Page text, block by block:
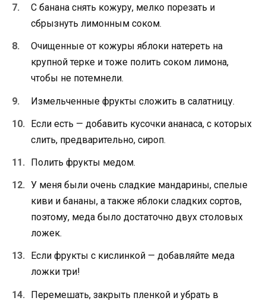
С банана снять кожуру, мелко порезать и
сбрызнуть лимонным соком.
Очищенные от кожуры яблоки натереть на
крупной терке и тоже полить соком лимона,
чтобы не потемнели.
Измельченные фрукты сложить в салатницу.
Если есть — добавить кусочки ананаса, с которых
слить, предварительно, сироп.
Полить фрукты медом.
У меня были очень сладкие мандарины, спелые
киви и бананы, а также яблоки сладких сортов,
поэтому, меда было достаточно двух столовых
ложек.
Если фрукты с кислинкой — добавляйте меда
ложки три!
Перемешать, закрыть пленкой и убрать в